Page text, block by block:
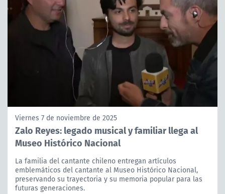
Viernes 7 de noviembre de 2025
Zalo Reyes: legado musical y familiar llega al
Museo Histórico Nacional
La familia del cantante chileno entregan artículos
emblemáticos del cantante al Museo Histórico Nacional,
preservando su trayectoria y su memoria popular para las
futuras generaciones.